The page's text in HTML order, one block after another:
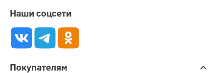
Наши соцсети
Покупателям